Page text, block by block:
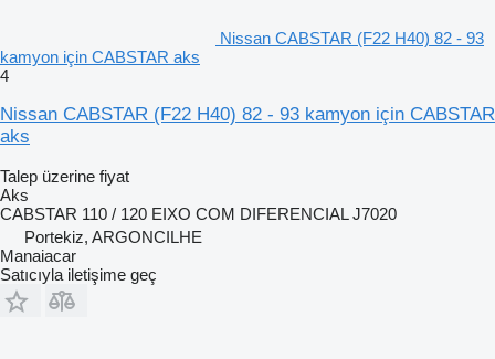
Nissan CABSTAR (F22 H40) 82 - 93
kamyon için CABSTAR aks
4
Nissan CABSTAR (F22 H40) 82 - 93 kamyon için CABSTAR
aks
Talep üzerine fiyat
Aks
CABSTAR 110 / 120 EIXO COM DIFERENCIAL J7020
Portekiz, ARGONCILHE
Manaiacar
Satıcıyla iletişime geç